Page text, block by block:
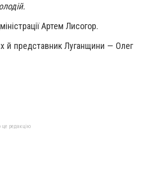
Артем Лисогор.
й представник Луганщини — Олег
це редакцію